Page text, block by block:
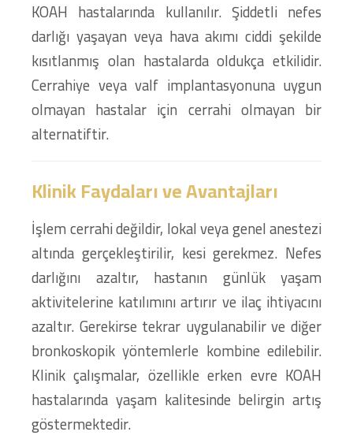
KOAH hastalarında kullanılır. Şiddetli nefes
darlığı yaşayan veya hava akımı ciddi şekilde
kısıtlanmış olan hastalarda oldukça etkilidir.
Cerrahiye veya valf implantasyonuna uygun
olmayan hastalar için cerrahi olmayan bir
alternatiftir.
Klinik Faydaları ve Avantajları
İşlem cerrahi değildir, lokal veya genel anestezi
altında gerçekleştirilir, kesi gerekmez. Nefes
darlığını azaltır, hastanın günlük yaşam
aktivitelerine katılımını artırır ve ilaç ihtiyacını
azaltır. Gerekirse tekrar uygulanabilir ve diğer
bronkoskopik yöntemlerle kombine edilebilir.
Klinik çalışmalar, özellikle erken evre KOAH
hastalarında yaşam kalitesinde belirgin artış
göstermektedir.